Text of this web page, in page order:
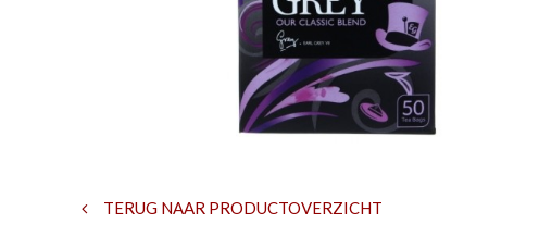
TERUG NAAR PRODUCTOVERZICHT